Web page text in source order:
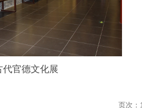
代官德文化展
页次